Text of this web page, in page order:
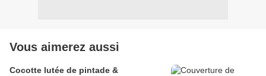
Vous aimerez aussi
Cocotte lutée de pintade &